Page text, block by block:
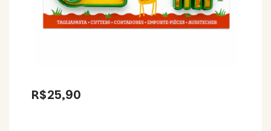
R$25,90